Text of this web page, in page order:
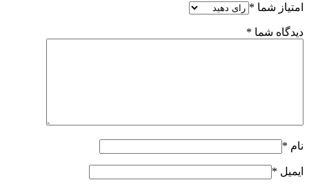
امتیاز شما *
دیدگاه شما *
نام *
ایمیل *